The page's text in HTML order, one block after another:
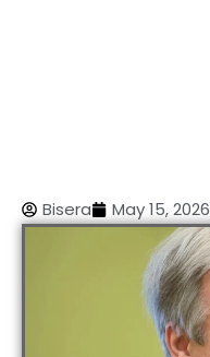
Bisera May 15, 2026